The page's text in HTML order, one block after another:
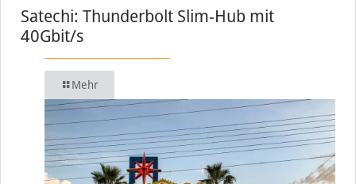
Satechi: Thunderbolt Slim-Hub mit
40Gbit/s
Mehr